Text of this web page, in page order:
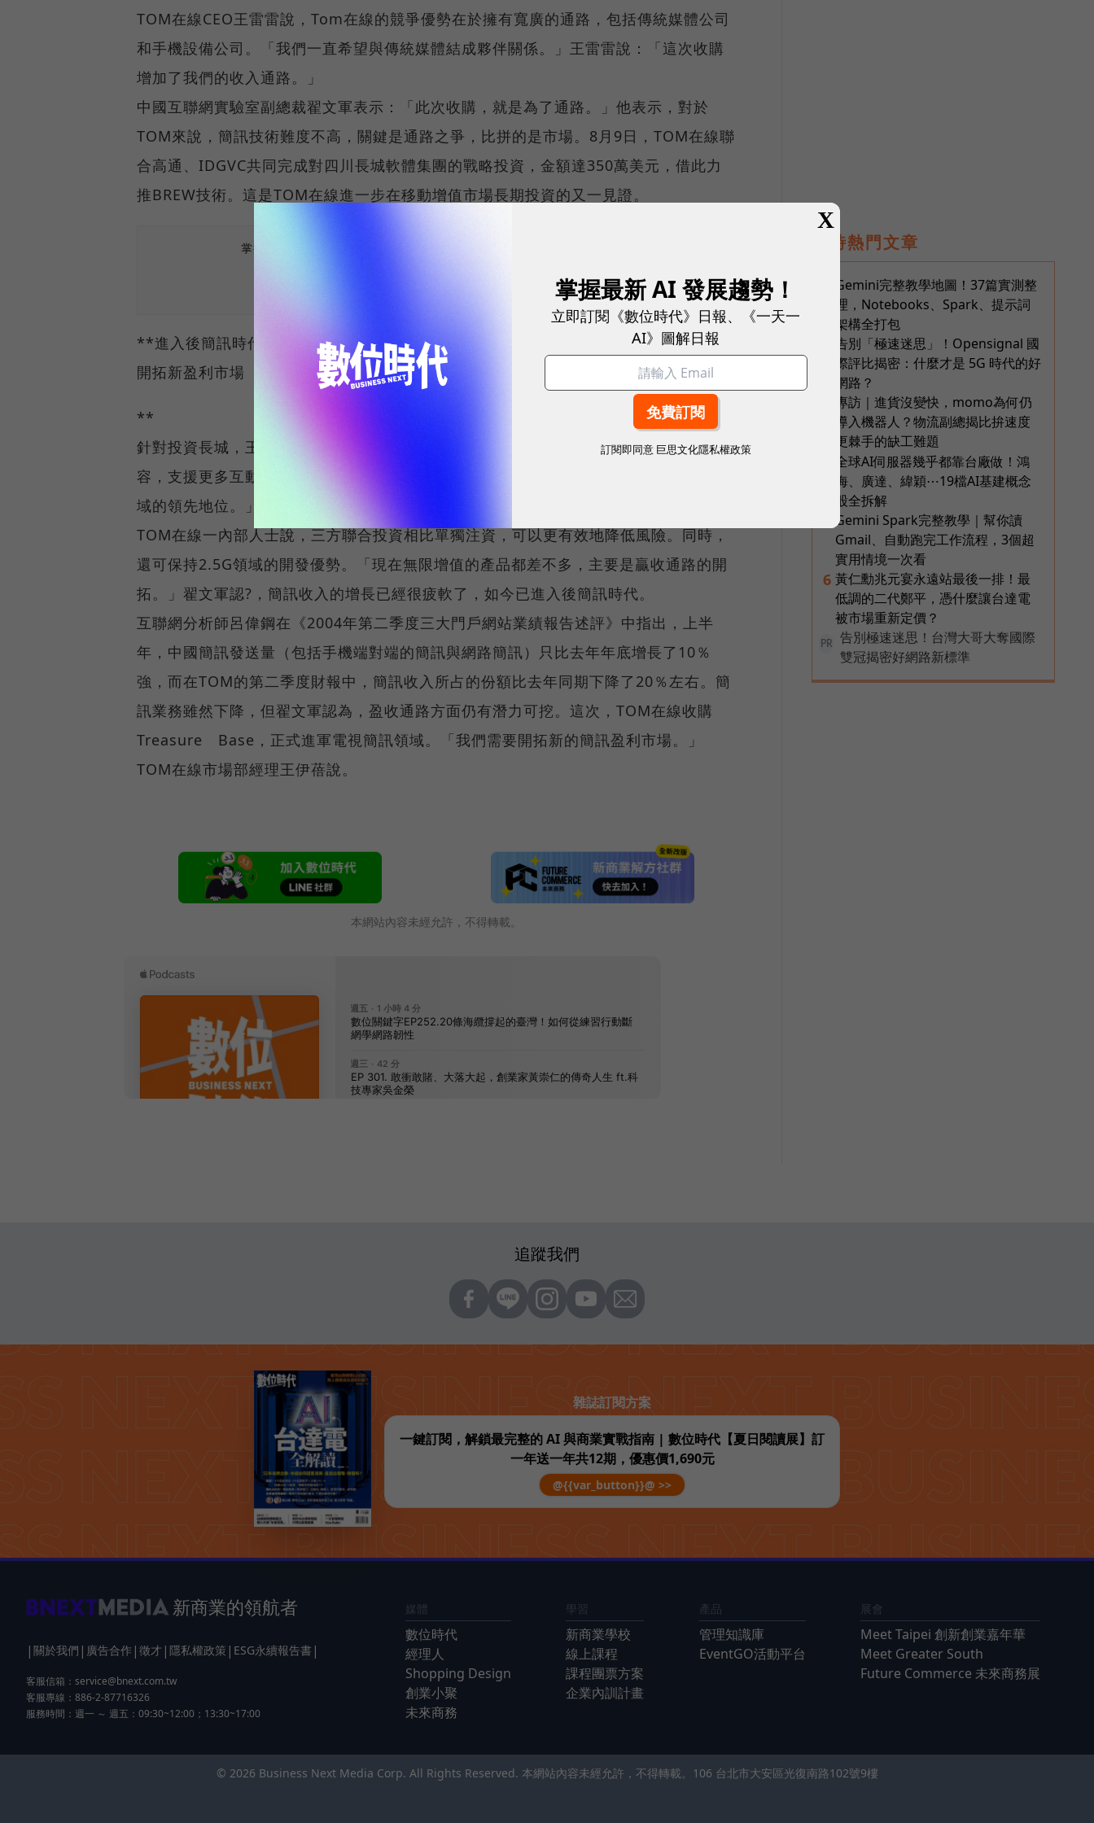
TOM在線CEO王雷雷說，Tom在線的競爭優勢在於擁有寬廣的通路，包括傳統媒體公司
和手機設備公司。「我們一直希望與傳統媒體結成夥伴關係。」王雷雷說：「這次收購
增加了我們的收入通路。」
中國互聯網實驗室副總裁翟文軍表示：「此次收購，就是為了通路。」他表示，對於
TOM來說，簡訊技術難度不高，關鍵是通路之爭，比拼的是市場。8月9日，TOM在線聯
合高通、IDGVC共同完成對四川長城軟體集團的戰略投資，金額達350萬美元，借此力
推BREW技術。這是TOM在線進一步在移動增值市場長期投資的又一見證。
掌握最新AI、半導體、數位趨勢！訂閱《數位時代》日報及社群活動訊息
**進入後簡訊時代，
開拓新盈利市場
**
針對投資長城，王雷雷表示，「不但將擴大我們基於BREW和Java應用的產品和服務內
容，支援更多互動和創新的?品，以此提高市占率，更可進一步鞏固我們在無線互聯網領
域的領先地位。」
TOM在線一內部人士說，三方聯合投資相比單獨注資，可以更有效地降低風險。同時，
還可保持2.5G領域的開發優勢。「現在無限增值的產品都差不多，主要是贏收通路的開
拓。」翟文軍認?，簡訊收入的增長已經很疲軟了，如今已進入後簡訊時代。
互聯網分析師呂偉鋼在《2004年第二季度三大門戶網站業績報告述評》中指出，上半
年，中國簡訊發送量（包括手機端對端的簡訊與網路簡訊）只比去年年底增長了10％
強，而在TOM的第二季度財報中，簡訊收入所占的份額比去年同期下降了20％左右。簡
訊業務雖然下降，但翟文軍認為，盈收通路方面仍有潛力可挖。這次，TOM在線收購
Treasure Base，正式進軍電視簡訊領域。「我們需要開拓新的簡訊盈利市場。」
TOM在線市場部經理王伊蓓說。
本網站內容未經允許，不得轉載。
即時熱門文章
Gemini完整教學地圖！37篇實測整
理，Notebooks、Spark、提示詞
架構全打包
告別「極速迷思」！Opensignal 國
際評比揭密：什麼才是 5G 時代的好
網路？
專訪｜進貨沒變快，momo為何仍
導入機器人？物流副總揭比拚速度
更棘手的缺工難題
全球AI伺服器幾乎都靠台廠做！鴻
海、廣達、緯穎⋯19檔AI基建概念
股全拆解
Gemini Spark完整教學｜幫你讀
Gmail、自動跑完工作流程，3個超
實用情境一次看
6 黃仁勳兆元宴永遠站最後一排！最
低調的二代鄭平，憑什麼讓台達電
被市場重新定價？
PR
告別極速迷思！台灣大哥大奪國際
雙冠揭密好網路新標準
追蹤我們
雜誌訂閱方案
一鍵訂閱，解鎖最完整的 AI 與商業實戰指南 | 數位時代【夏日閱讀展】訂
一年送一年共12期，優惠價1,690元
@{{var_button}}@ >>
新商業的領航者
| 關於我們 | 廣告合作 | 徵才 | 隱私權政策 | ESG永續報告書 |
客服信箱： service@bnext.com.tw
客服專線：886-2-87716326
服務時間：週一 ～ 週五：09:30~12:00；13:30~17:00
媒體
數位時代
經理人
Shopping Design
創業小聚
未來商務
學習
新商業學校
線上課程
課程團票方案
企業內訓計畫
產品
管理知識庫
EventGO活動平台
展會
Meet Taipei 創新創業嘉年華
Meet Greater South
Future Commerce 未來商務展
© 2026 Business Next Media Corp. All Rights Reserved. 本網站內容未經允許，不得轉載。 106 台北市大安區光復南路102號9樓
X
掌握最新 AI 發展趨勢！
立即訂閱《數位時代》日報、《一天一
AI》圖解日報
訂閱即同意 巨思文化隱私權政策